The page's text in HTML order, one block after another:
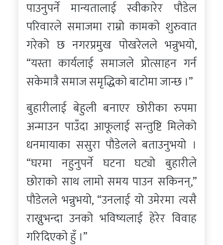
पाउनुपर्ने मान्यतालाई स्वीकारेर पौडेल
परिवारले समाजमा राम्रो कामको शुरुवात
गरेको छ नगरप्रमुख पोखरेलले भन्नुभयो,
“यस्ता कार्यलाई समाजले प्रोत्साहन गर्न
सकेमात्रै समाज समृद्धिको बाटोमा जान्छ ।”
बुहारीलाई बेहुली बनाएर छोरीका रुपमा
अन्माउन पाउँदा आफूलाई सन्तुष्टि मिलेको
धनमायाका ससुरा पौडेलले बताउनुभयो ।
“घरमा नहुनुपर्ने घटना घट्यो बुहारीले
छोराको साथ लामो समय पाउन सकिनन्,”
पौडेलले भन्नुभयो, “उनलाई यो उमेरमा त्यसै
राख्नुभन्दा उनको भविष्यलाई हेरेर विवाह
गरिदिएको हुँ ।”